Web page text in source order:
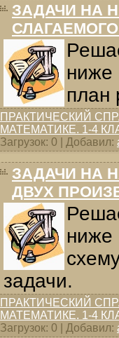
ЗАДАЧИ НА
ниже
план
ПРАКТИЧЕСКИЙ
МАТЕМАТИКЕ. 1-4
Загрузок: 0 | Добавил:
ЗАДАЧИ НА
ДВУХ
ниже
задачи.
ПРАКТИЧЕСКИЙ
МАТЕМАТИКЕ. 1-4
Загрузок: 0 | Добавил: